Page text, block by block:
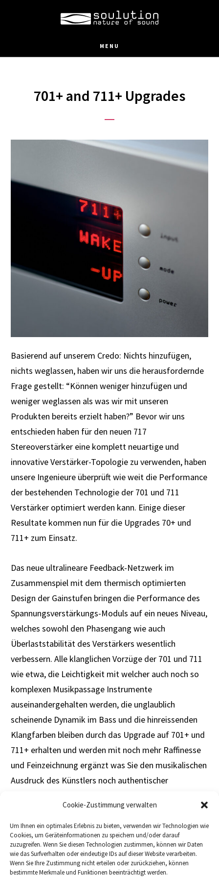
Cookie-Zustimmung verwalten
Um Ihnen ein optimales Erlebnis zu bieten, verwenden wir Technologien wie
Cookies, um Geräteinformationen zu speichern und/oder darauf
zuzugreifen. Wenn Sie diesen Technologien zustimmen, können wir Daten
wie das Surfverhalten oder eindeutige IDs auf dieser Website verarbeiten.
Wenn Sie Ihre Zustimmung nicht erteilen oder zurückziehen, können
bestimmte Merkmale und Funktionen beeinträchtigt werden.
MENU
701+ and 711+ Upgrades
Basierend auf unserem Credo: Nichts hinzufügen,
nichts weglassen, haben wir uns die herausfordernde
Frage gestellt: “Können weniger hinzufügen und
weniger weglassen als was wir mit unseren
Produkten bereits erzielt haben?” Bevor wir uns
entschieden haben für den neuen 717
Stereoverstärker eine komplett neuartige und
innovative Verstärker-Topologie zu verwenden, haben
unsere Ingenieure überprüft wie weit die Performance
der bestehenden Technologie der 701 und 711
Verstärker optimiert werden kann. Einige dieser
Resultate kommen nun für die Upgrades 70+ und
711+ zum Einsatz.
Das neue ultralineare Feedback-Netzwerk im
Zusammenspiel mit dem thermisch optimierten
Design der Gainstufen bringen die Performance des
Spannungsverstärkungs-Moduls auf ein neues Niveau,
welches sowohl den Phasengang wie auch
Überlaststabilität des Verstärkers wesentlich
verbessern. Alle klanglichen Vorzüge der 701 und 711
wie etwa, die Leichtigkeit mit welcher auch noch so
komplexen Musikpassage Instrumente
auseinandergehalten werden, die unglaublich
scheinende Dynamik im Bass und die hinreissenden
Klangfarben bleiben durch das Upgrade auf 701+ und
711+ erhalten und werden mit noch mehr Raffinesse
und Feinzeichnung ergänzt was Sie den musikalischen
Ausdruck des Künstlers noch authentischer
DOWNLOADS FACEBOOK
IMPRESSUM